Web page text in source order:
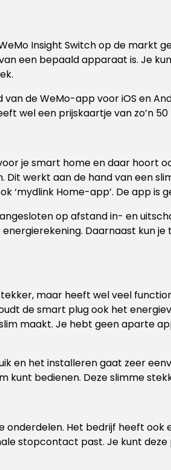
Insight Switch op de markt
een bepaald apparaat is. Je
de WeMo-app voor iOS en
wel een prijskaartje van zo’n
je smart home en daar hoort
Dit werkt aan de hand van een
Home-app’. De app is
op afstand in- en
Daarnaast kun
maar heeft wel veel
de smart plug ook het
maakt. Je hebt geen aparte
en het installeren gaat zeer
kunt bedienen. Deze slimme
Het bedrijf heeft
stopcontact past. Je kunt